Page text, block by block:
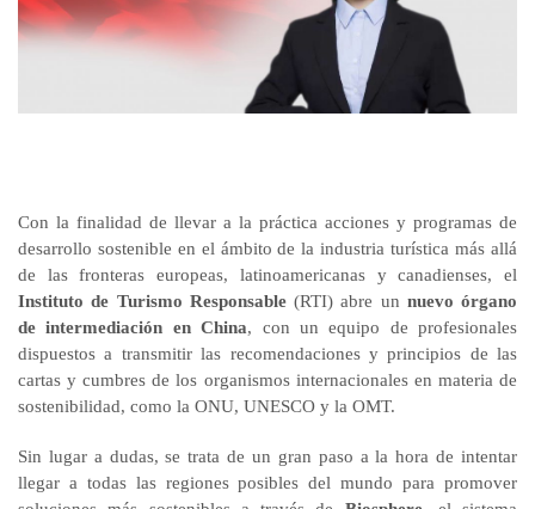
Con la finalidad de llevar a la práctica acciones y programas de
desarrollo sostenible en el ámbito de la industria turística más allá
de las fronteras europeas, latinoamericanas y canadienses, el
Instituto de Turismo Responsable(RTI) abre un nuevo órgano
de intermediación en China, con un equipo de profesionales
dispuestos a transmitir las recomendaciones y principios de las
cartas y cumbres de los organismos internacionales en materia de
sostenibilidad, como la ONU, UNESCO y la OMT.
Sin lugar a dudas, se trata de un gran paso a la hora de intentar
llegar a todas las regiones posibles del mundo para promover